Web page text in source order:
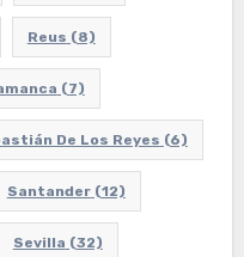
Reus (8)
(7)
De Los Reyes (6)
Santander(12)
Sevilla (32)